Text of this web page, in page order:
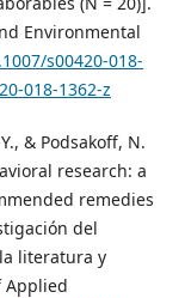
Environmental
s00420-018-
018-1362-z
& Podsakoff, N.
research: a
remedies
del
literatura y
Applied